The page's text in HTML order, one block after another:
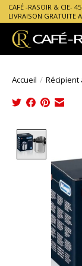
CAFÉ -RASOIR & CIE-
LIVRAISON GRATUITE
Accueil / Récipient